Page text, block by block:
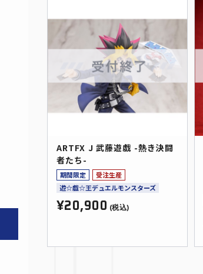
ARTFX J 武藤遊戯 -熱き決闘
者たち-
期間限定
受注生産
遊☆戯☆王デュエルモンスターズ
¥20,900 (税込)